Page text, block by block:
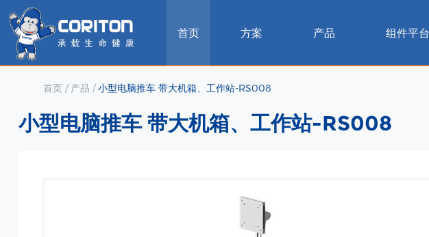
首页 方案 产品 组件平台
首页/ 产品 /小型电脑推车 带大机箱、工作站-RS008
小型电脑推车 带大机箱、工作站-RS008